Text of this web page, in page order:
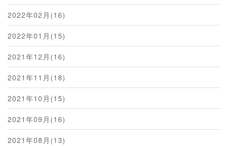
2022年02月(16)
2022年01月(15)
2021年12月(16)
2021年11月(18)
2021年10月(15)
2021年09月(16)
2021年08月(13)